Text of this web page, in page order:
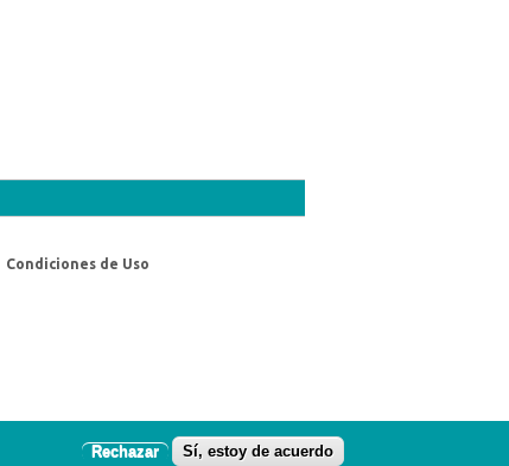
Condiciones de Uso
Rechazar Sí, estoy de acuerdo